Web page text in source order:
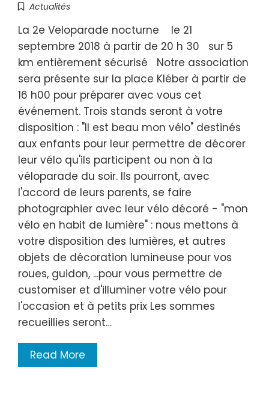
Actualités
La 2e Veloparade nocturne le 21
septembre 2018 à partir de 20 h 30 sur 5
km entièrement sécurisé Notre association
sera présente sur la place Kléber à partir de
16 h00 pour préparer avec vous cet
événement. Trois stands seront à votre
disposition : "Il est beau mon vélo" destinés
aux enfants pour leur permettre de décorer
leur vélo qu'ils participent ou non à la
véloparade du soir. Ils pourront, avec
l'accord de leurs parents, se faire
photographier avec leur vélo décoré - "mon
vélo en habit de lumière" : nous mettons à
votre disposition des lumières, et autres
objets de décoration lumineuse pour vos
roues, guidon, ...pour vous permettre de
customiser et d'illuminer votre vélo pour
l'occasion et à petits prix Les sommes
recueillies seront…
Read More